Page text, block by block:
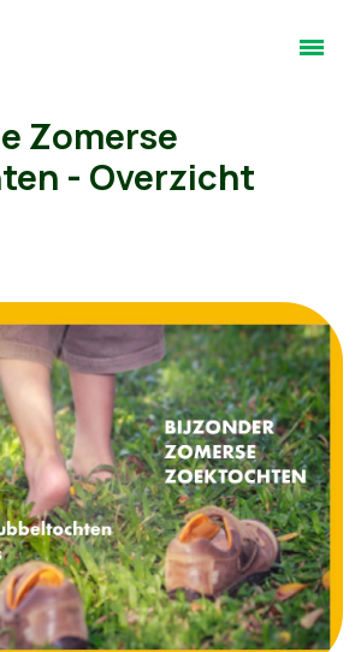
Zomerse
- Overzicht